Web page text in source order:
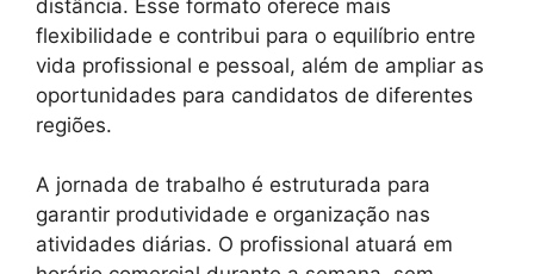
distância. Esse formato oferece mais
flexibilidade e contribui para o equilíbrio entre
vida profissional e pessoal, além de ampliar as
oportunidades para candidatos de diferentes
regiões.
A jornada de trabalho é estruturada para
garantir produtividade e organização nas
atividades diárias. O profissional atuará em